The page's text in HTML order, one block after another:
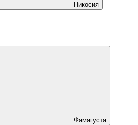
Никосия
Фамагуста